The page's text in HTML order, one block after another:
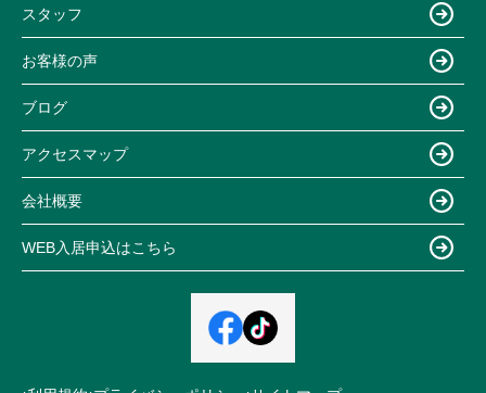
スタッフ
お客様の声
ブログ
アクセスマップ
会社概要
WEB入居申込はこちら